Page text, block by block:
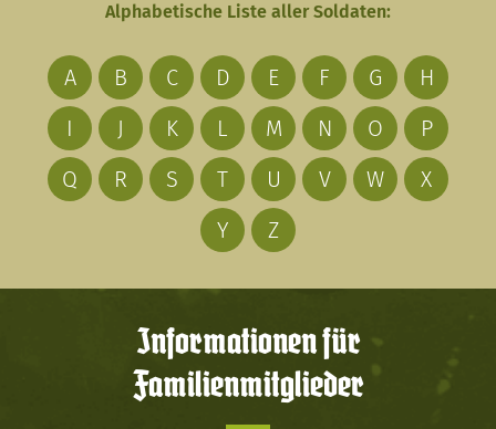
Alphabetische Liste aller Soldaten:
A B C D E F G
H
I
J K L M N O
P
Q
R S T U V W
X
Y
Z
Informationen für
Familienmitglieder